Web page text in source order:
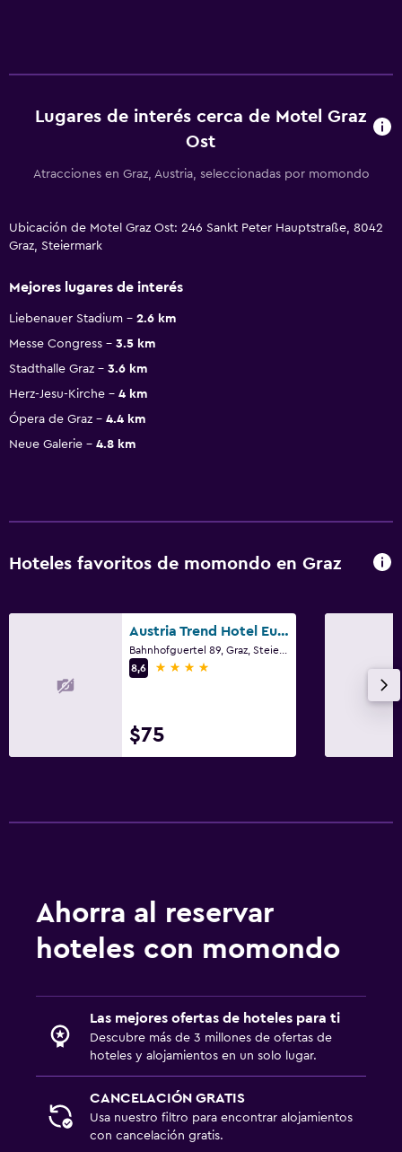
Lugares de interés cerca de Motel Graz
Ost
Atracciones en Graz, Austria, seleccionadas por momondo
Ubicación de Motel Graz Ost: 246 Sankt Peter Hauptstraße, 8042
Graz, Steiermark
Mejores lugares de interés
Liebenauer Stadium
2.6 km
Messe Congress
3.5 km
Stadthalle Graz
3.6 km
Herz-Jesu-Kirche
4 km
Ópera de Graz
4.4 km
Neue Galerie
4.8 km
Hoteles favoritos de momondo en Graz
Austria Trend Hotel Europa Graz Hauptbahnhof
8,6
4 estrellas
$75
Ahorra al reservar
hoteles con momondo
Las mejores ofertas de hoteles para ti
Descubre más de 3 millones de ofertas de
hoteles y alojamientos en un solo lugar.
CANCELACIÓN GRATIS
Usa nuestro filtro para encontrar alojamientos
con cancelación gratis.